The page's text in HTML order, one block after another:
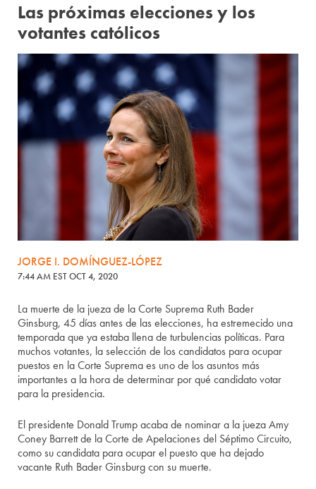
Las próximas elecciones y los
votantes católicos
JORGE I. DOMÍNGUEZ-LÓPEZ
7:44 AM EST OCT 4, 2020
La muerte de la jueza de la Corte Suprema Ruth Bader
Ginsburg, 45 días antes de las elecciones, ha estremecido una
temporada que ya estaba llena de turbulencias políticas. Para
muchos votantes, la selección de los candidatos para ocupar
puestos en la Corte Suprema es uno de los asuntos más
importantes a la hora de determinar por qué candidato votar
para la presidencia.
El presidente Donald Trump acaba de nominar a la jueza Amy
Coney Barrett de la Corte de Apelaciones del Séptimo Circuito,
como su candidata para ocupar el puesto que ha dejado
vacante Ruth Bader Ginsburg con su muerte.